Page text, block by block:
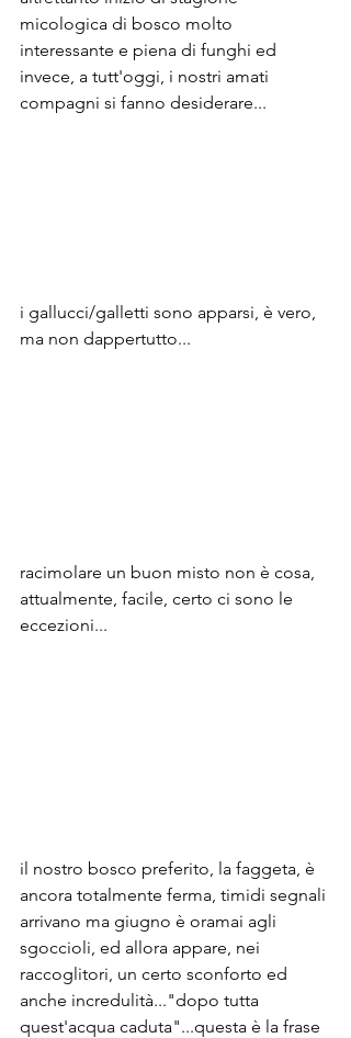
micologica di bosco molto
interessante e piena di funghi ed
invece, a tutt'oggi, i nostri amati
compagni si fanno desiderare...
i gallucci/galletti sono apparsi, è vero,
ma non dappertutto...
racimolare un buon misto non è cosa,
attualmente, facile, certo ci sono le
eccezioni...
il nostro bosco preferito, la faggeta, è
ancora totalmente ferma, timidi segnali
arrivano ma giugno è oramai agli
sgoccioli, ed allora appare, nei
raccoglitori, un certo sconforto ed
anche incredulità..."dopo tutta
quest'acqua caduta"...questa è la frase